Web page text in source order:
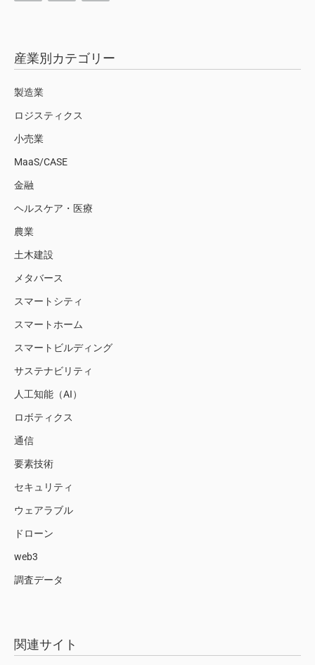
産業別カテゴリー
製造業
ロジスティクス
小売業
MaaS/CASE
金融
ヘルスケア・医療
農業
土木建設
メタバース
スマートシティ
スマートホーム
スマートビルディング
サステナビリティ
人工知能（AI）
ロボティクス
通信
要素技術
セキュリティ
ウェアラブル
ドローン
web3
調査データ
関連サイト